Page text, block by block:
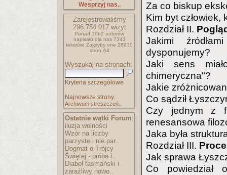
Wesprzyj nas..
Zarejestrowaliśmy
296.754.017wizyt
Ponad 1062 autorów
napisało dla nas 7343
tekstów. Zajęłyby one 28930
stron A4
Wyszukaj na stronach:
Kryteria szczegółowe
Najnowsze strony..
Archiwum streszczeń..
Ostatnie wątki Forum:
iluzja wolności
Wzór na liczby
parzyste i nie par..
Dogmat o Trójcy
Świętej - próba l..
Diabeł tasmański i
zaraźliwy nowo..
Za co biskup
Kim byt człowiek,
Rozdział II.
Jakimi
dysponujemy?
Jaki sens
chimeryczna"?
Jakie
Co sądził
Czy jednym z
renesansowa
Jaka była
Rozdział III.
Jak sprawa
Co powiedział